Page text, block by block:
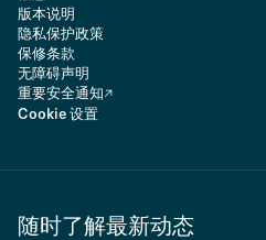
版本说明
隐私保护政策
保修条款
无障碍声明
重要安全通知
Cookie 设置
随时了解最新动态